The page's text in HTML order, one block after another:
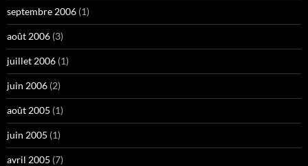
septembre 2006 (1)
août 2006 (3)
juillet 2006 (1)
juin 2006 (2)
août 2005 (1)
juin 2005 (1)
avril 2005 (7)